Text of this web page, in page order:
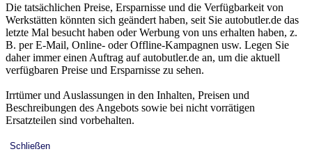
Die tatsächlichen Preise, Ersparnisse und die Verfügbarkeit von
Werkstätten könnten sich geändert haben, seit Sie autobutler.de das
letzte Mal besucht haben oder Werbung von uns erhalten haben, z.
B. per E-Mail, Online- oder Offline-Kampagnen usw. Legen Sie
daher immer einen Auftrag auf autobutler.de an, um die aktuell
verfügbaren Preise und Ersparnisse zu sehen.
Irrtümer und Auslassungen in den Inhalten, Preisen und
Beschreibungen des Angebots sowie bei nicht vorrätigen
Ersatzteilen sind vorbehalten.
Schließen